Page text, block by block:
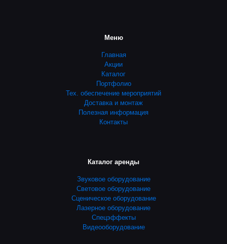
Меню
Главная
Акции
Каталог
Портфолио
Тех. обеспечение мероприятий
Доставка и монтаж
Полезная информация
Контакты
Каталог аренды
Звуковое оборудование
Световое оборудование
Сценическое оборудование
Лазерное оборудование
Спецэффекты
Видеооборудование